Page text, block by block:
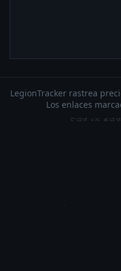
LegionTracker rastrea
Los enlaces
QUE LA